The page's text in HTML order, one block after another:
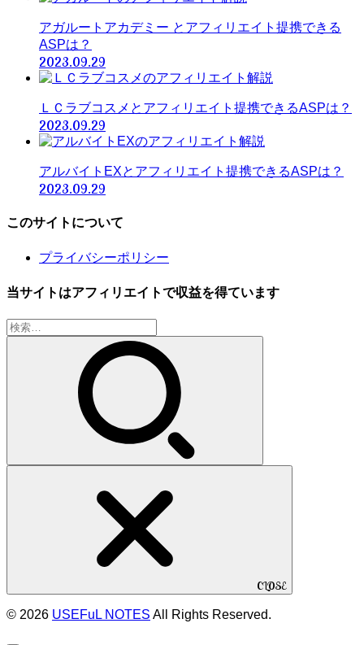
アガルートアカデミー とアフィリエイト提携できる
ASPは？
2023.09.29
ＬＣラブコスメとアフィリエイト提携できるASPは？
2023.09.29
アルバイトEXとアフィリエイト提携できるASPは？
2023.09.29
このサイトについて
プライバシーポリシー
当サイトはアフィリエイトで収益を得ています
検
索:
CLOSE
© 2026 USEFuL NOTES All Rights Reserved.